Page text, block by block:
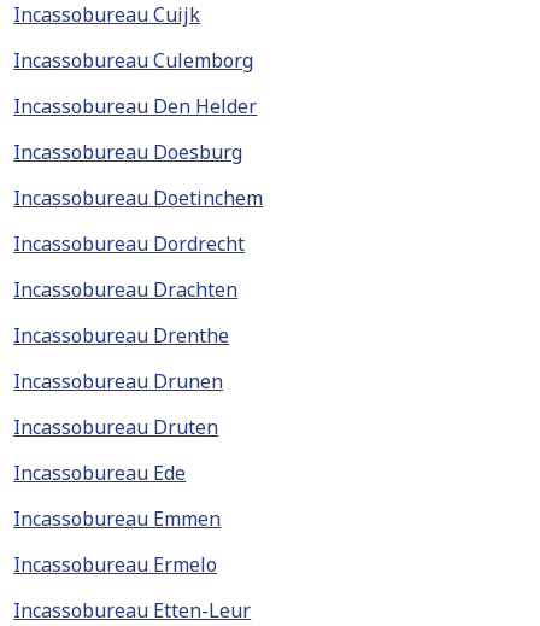
Incassobureau Cuijk
Incassobureau Culemborg
Incassobureau Den Helder
Incassobureau Doesburg
Incassobureau Doetinchem
Incassobureau Dordrecht
Incassobureau Drachten
Incassobureau Drenthe
Incassobureau Drunen
Incassobureau Druten
Incassobureau Ede
Incassobureau Emmen
Incassobureau Ermelo
Incassobureau Etten-Leur